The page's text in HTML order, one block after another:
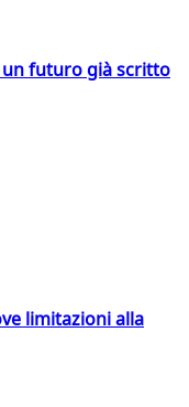
un futuro già scritto
limitazioni alla